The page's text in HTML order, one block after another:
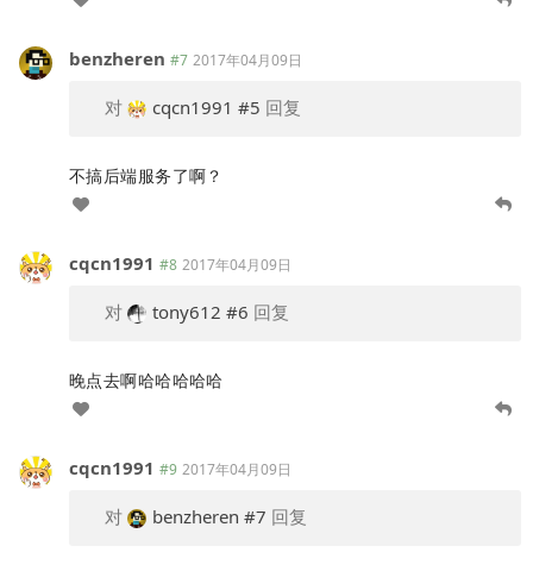
benzheren #7 2017年04月09日
对 cqcn1991 #5 回复
不搞后端服务了啊？
cqcn1991 #8 2017年04月09日
对 tony612 #6 回复
晚点去啊哈哈哈哈哈
cqcn1991 #9 2017年04月09日
对 benzheren #7 回复